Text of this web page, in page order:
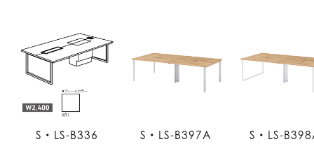
S・LS-B336 S・LS-B397A S・LS-